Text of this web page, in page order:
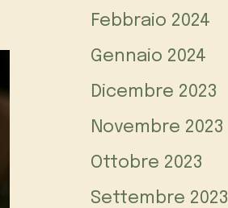
Febbraio 2024
Gennaio 2024
Dicembre 2023
Novembre 2023
Ottobre 2023
Settembre 2023